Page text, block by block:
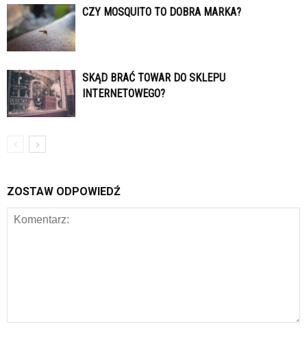
CZY MOSQUITO TO DOBRA MARKA?
SKĄD BRAĆ TOWAR DO SKLEPU
INTERNETOWEGO?
ZOSTAW ODPOWIEDŹ